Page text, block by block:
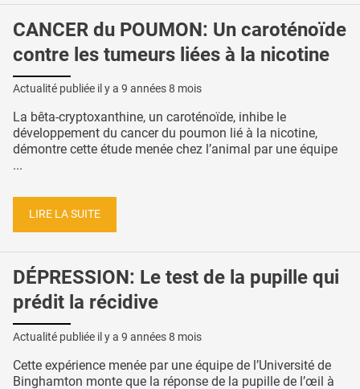
CANCER du POUMON: Un caroténoïde
contre les tumeurs liées à la nicotine
Actualité publiée il y a 9 années 8 mois
La bêta-cryptoxanthine, un caroténoïde, inhibe le
développement du cancer du poumon lié à la nicotine,
démontre cette étude menée chez l’animal par une équipe
...
LIRE LA SUITE
DÉPRESSION: Le test de la pupille qui
prédit la récidive
Actualité publiée il y a 9 années 8 mois
Cette expérience menée par une équipe de l’Université de
Binghamton monte que la réponse de la pupille de l’œil à